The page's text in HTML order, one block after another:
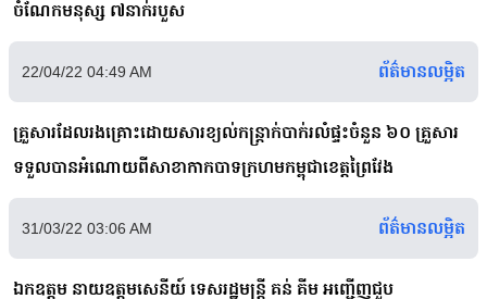
ចំណែកមនុស្ស ៧នាក់របួស
22/04/22 04:49 AM ព័ត៌មានលម្អិត
គ្រួសារដែលរងគ្រោះដោយសារខ្យល់កន្ត្រាក់បាក់រលំផ្ទះចំនួន ៦០ គ្រួសារ
ទទួលបានអំណោយពីសាខាកាកបាទក្រហមកម្ពុជាខេត្តព្រៃវែង
31/03/22 03:06 AM ព័ត៌មានលម្អិត
ឯកឧត្ដម នាយឧត្តមសេនីយ៍ ទេសរដ្ឋមន្រ្តី គន់ គីម អញ្ជើញជួប